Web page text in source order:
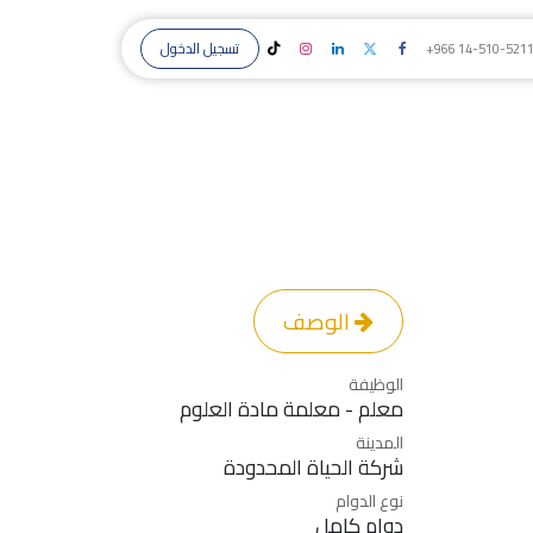
+966 14-510-5211 تسجيل الدخول
الوصف
الوظيفة
معلم - معلمة مادة العلوم
المدينة
شركة الحياة المحدودة
نوع الدوام